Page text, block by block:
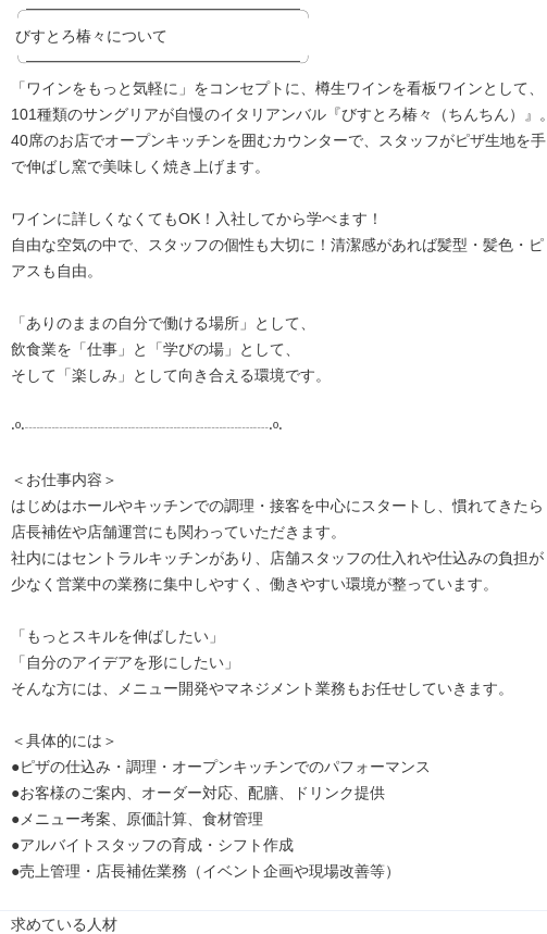
╭━━━━━━━━━━━━━━━━━━╮
╰━━━━━━━━━━━━━━━━━━╯
「ワインをもっと気軽に」をコンセプトに、樽生ワインを看板ワインとして、
101種類のサングリアが自慢のイタリアンバル『びすとろ椿々（ちんちん）』。
40席のお店でオープンキッチンを囲むカウンターで、スタッフがピザ生地を手
で伸ばし窯で美味しく焼き上げます。
ワインに詳しくなくてもOK！入社してから学べます！
自由な空気の中で、スタッフの個性も大切に！清潔感があれば髪型・髪色・ピ
アスも自由。
「ありのままの自分で働ける場所」として、
飲食業を「仕事」と「学びの場」として、
そして「楽しみ」として向き合える環境です。
‧º‧┈┈┈┈┈┈┈┈┈┈┈┈┈┈┈┈‧º‧
＜お仕事内容＞
はじめはホールやキッチンでの調理・接客を中心にスタートし、慣れてきたら
店長補佐や店舗運営にも関わっていただきます。
社内にはセントラルキッチンがあり、店舗スタッフの仕入れや仕込みの負担が
少なく営業中の業務に集中しやすく、働きやすい環境が整っています。
「もっとスキルを伸ばしたい」
「自分のアイデアを形にしたい」
そんな方には、メニュー開発やマネジメント業務もお任せしていきます。
＜具体的には＞
●ピザの仕込み・調理・オープンキッチンでのパフォーマンス
●お客様のご案内、オーダー対応、配膳、ドリンク提供
●メニュー考案、原価計算、食材管理
●アルバイトスタッフの育成・シフト作成
●売上管理・店長補佐業務（イベント企画や現場改善等）
求めている人材